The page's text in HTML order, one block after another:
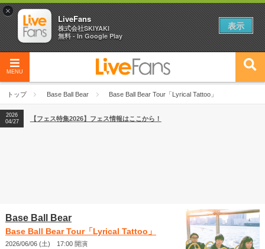
MENU
トップ Base Ball Bear Base Ball Bear Tour「Lyrical Tattoo」
2026
04/27
2026
【ライブ動員ランキング】2026年上半期編発表！
2026
04/27
【フェス特集2026】フェス情報はここから！
Base Ball Bear
Base Ball Bear Tour「Lyrical Tattoo」
2026/06/06 (土) 17:00 開演
×
LiveFans
株式会社SKIYAKI
無料 - In Google Play
表示